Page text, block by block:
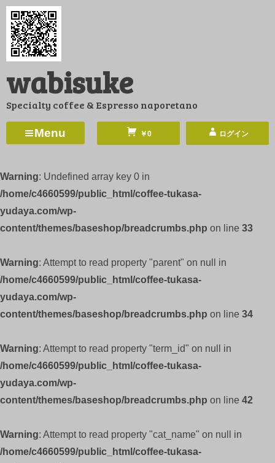
コ
ン
ツ
ス
ッ
wabisuke
Specialty coffee & Espresso naporetano
Menu ￥0 ログイン
Warning: Undefined array key 0 in
/home/c4660599/public_html/coffee-tukasa-
yudaya.com/wp-
content/themes/baseshop/breadcrumbs.php on line 33
Warning: Attempt to read property "parent" on null in
/home/c4660599/public_html/coffee-tukasa-
yudaya.com/wp-
content/themes/baseshop/breadcrumbs.php on line 34
Warning: Attempt to read property "term_id" on null in
/home/c4660599/public_html/coffee-tukasa-
yudaya.com/wp-
content/themes/baseshop/breadcrumbs.php on line 42
Warning: Attempt to read property "cat_name" on null in
/home/c4660599/public_html/coffee-tukasa-